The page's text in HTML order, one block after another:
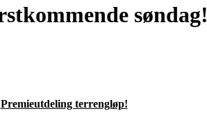
søndag!
Premieutdeling terrengløp!